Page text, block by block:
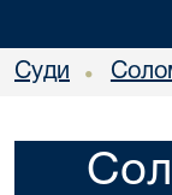
Суди •